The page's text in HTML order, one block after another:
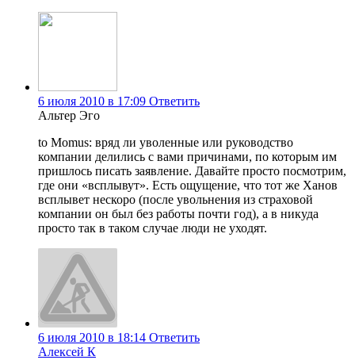
6 июля 2010 в 17:09 Ответить
Альтер Эго
to Momus: вряд ли уволенные или руководство
компании делились с вами причинами, по которым им
пришлось писать заявление. Давайте просто посмотрим,
где они «всплывут». Есть ощущение, что тот же Ханов
всплывет нескоро (после увольнения из страховой
компании он был без работы почти год), а в никуда
просто так в таком случае люди не уходят.
6 июля 2010 в 18:14 Ответить
Алексей К